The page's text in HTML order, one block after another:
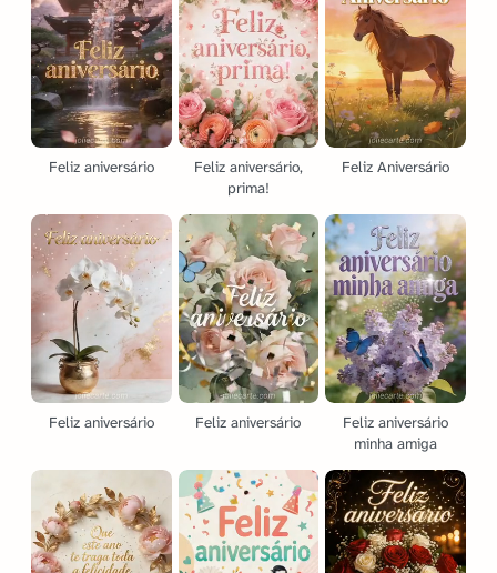
Feliz aniversário
Feliz aniversário,
prima!
Feliz Aniversário
Feliz aniversário Feliz aniversário
Feliz aniversário
minha amiga